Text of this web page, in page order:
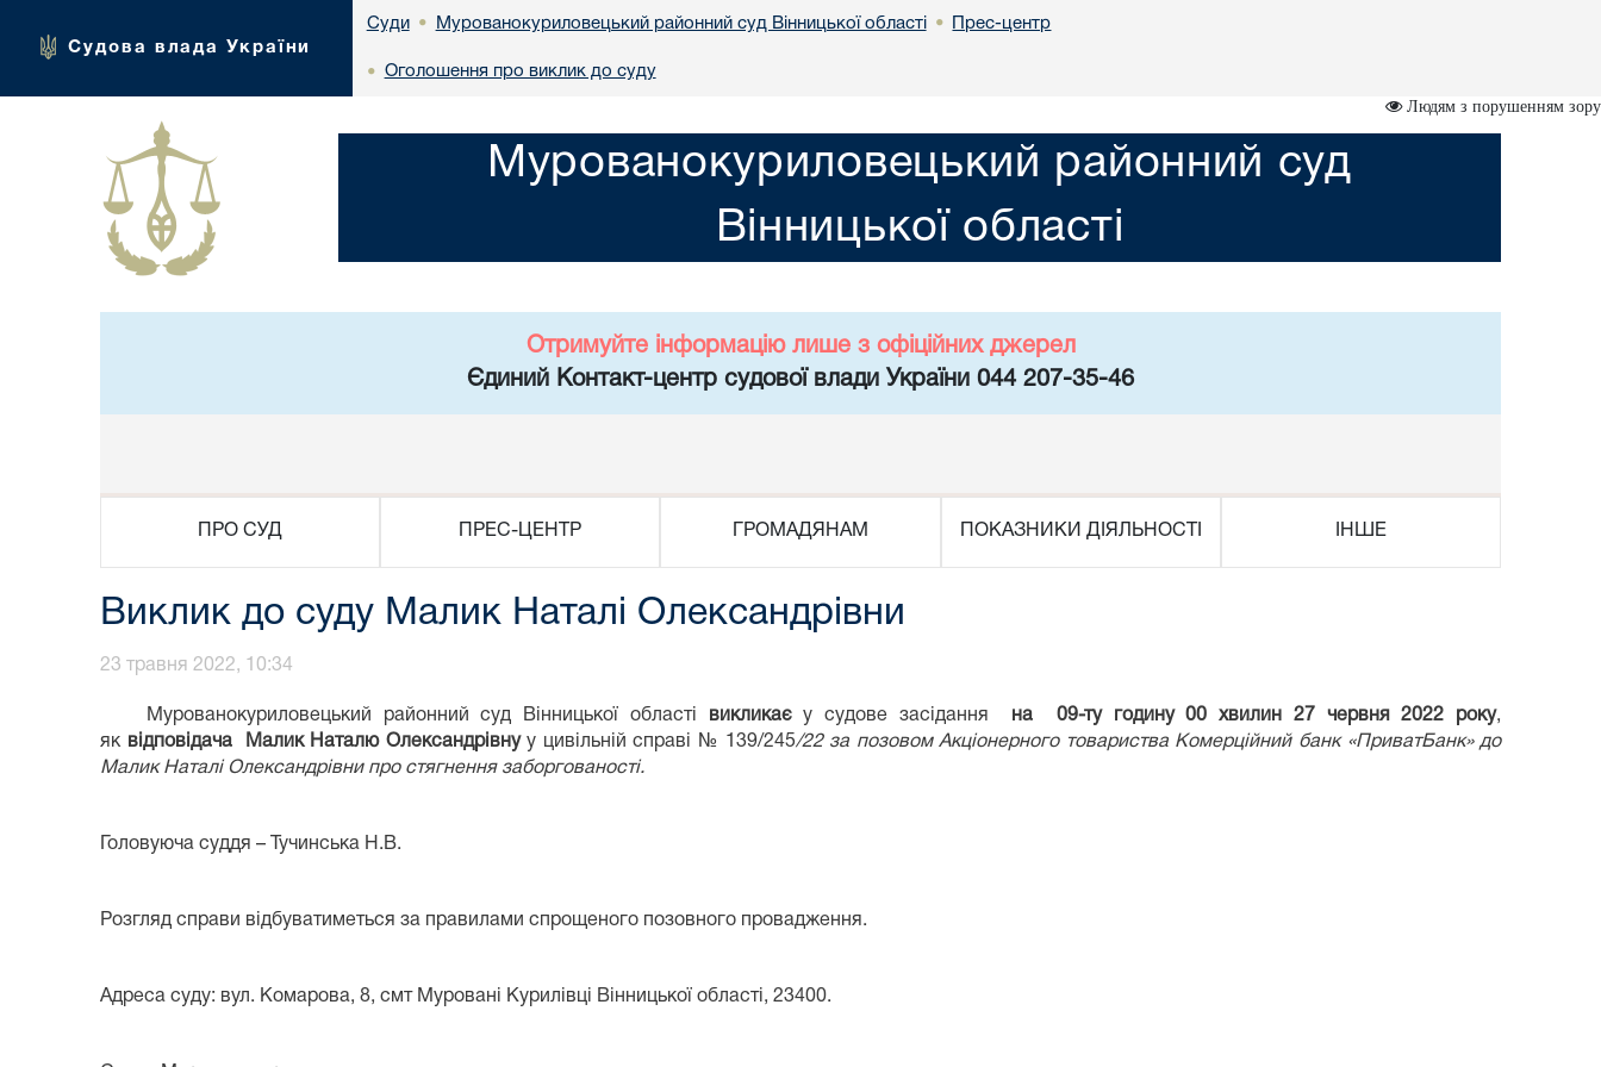
Судова влада України
Суди • Мурованокуриловецький районний суд Вінницької області • Прес-центр
• Оголошення про виклик до суду
Людям з порушенням зору
Мурованокуриловецький районний суд
Вінницької області
Отримуйте інформацію лише з офіційних джерел
Єдиний Контакт-центр судової влади України 044 207-35-46
ПРО СУД ПРЕС-ЦЕНТР ГРОМАДЯНАМ ПОКАЗНИКИ ДІЯЛЬНОСТІ ІНШЕ
Виклик до суду Малик Наталі Олександрівни
23 травня 2022, 10:34
Мурованокуриловецький районний суд Вінницької області викликаєу судове засідання на 09-ту годину 00 хвилин 27 червня 2022 року,
як відповідача Малик Наталю Олександрівнуу цивільній справі № 139/245/22за позовомАкціонерного товариства Комерційний банк «ПриватБанк»до
Малик Наталі Олександрівнипро стягнення заборгованості.
Головуюча суддя – Тучинська Н.В.
Розгляд справи відбуватиметься за правилами спрощеного позовного провадження.
Адреса суду: вул. Комарова, 8, смт Муровані Курилівці Вінницької області, 23400.